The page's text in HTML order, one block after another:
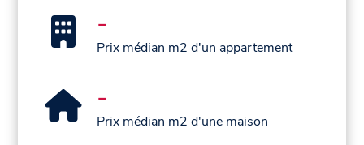
-
Prix médian m2 d'un appartement
-
Prix médian m2 d'une maison